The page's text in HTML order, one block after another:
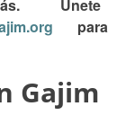
para
Gajim